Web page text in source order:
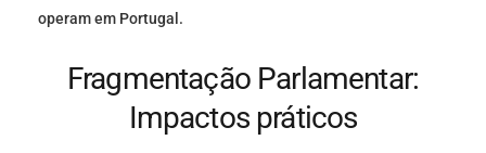
operam em Portugal.
Fragmentação Parlamentar:
Impactos práticos